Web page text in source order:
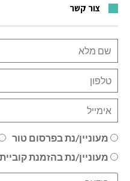
צור קשר
מעוניין/נת בפרסום טור
מעוניין/נת בהזמנת